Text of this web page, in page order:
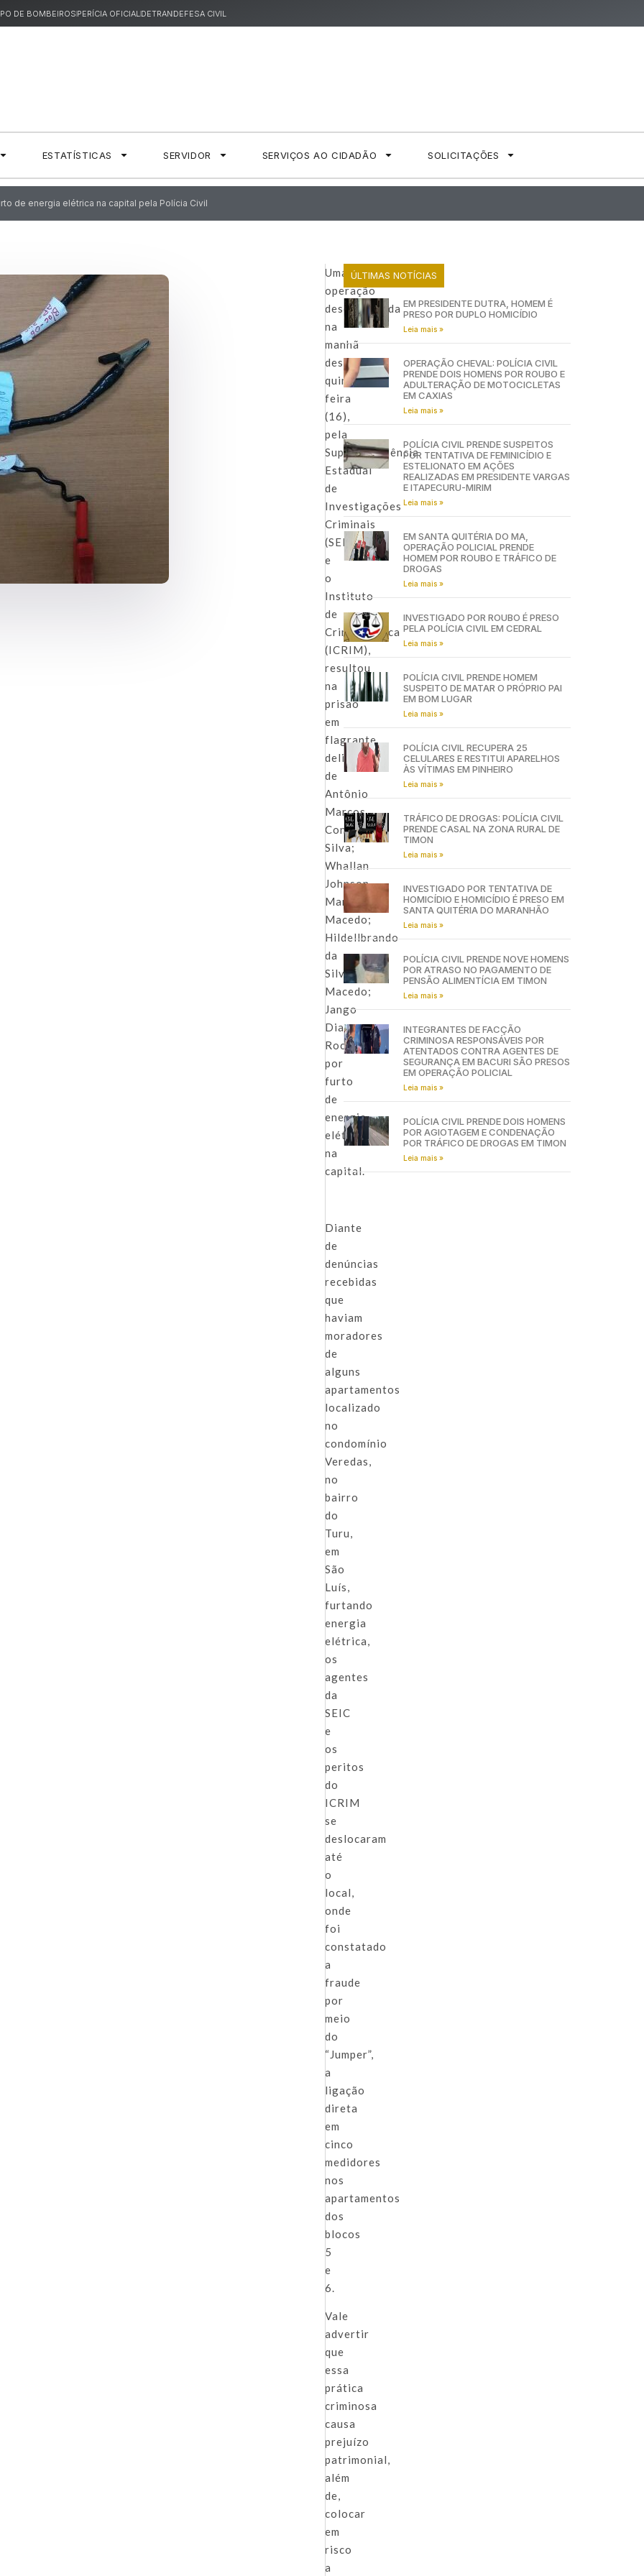
DE BOMBEIROSPERÍCIA OFICIALDETRANDEFESA CIVIL
ESTATÍSTICAS SERVIDOR SERVIÇOS AO CIDADÃO SOLICITAÇÕES
de energia elétrica na capital pela Polícia Civil
Uma
operação
desencadeada
na
manhã
desta
quinta-
feira
(16),
pela
Superintendência
Estadual
de
Investigações
Criminais
(SEIC)
e
o
Instituto
de
Criminalística
(ICRIM),
resultou
na
prisão
em
flagrante
delito
de
Antônio
Marcos
Conceição
Silva;
Whallan
Johnson
Marinho
Macedo;
Hildellbrando
da
Silva
Macedo;
Jango
Dias
Rocha,
por
furto
de
energia
elétrica
na
capital.
Diante
de
denúncias
recebidas
que
haviam
moradores
de
alguns
apartamentos
localizado
no
condomínio
Veredas,
no
bairro
do
Turu,
em
São
Luís,
furtando
energia
elétrica,
os
agentes
da
SEIC
e
os
peritos
do
ICRIM
se
deslocaram
até
o
local,
onde
foi
constatado
a
fraude
por
meio
do
“Jumper”,
a
ligação
direta
em
cinco
medidores
nos
apartamentos
dos
blocos
5
e
6.
Vale
advertir
que
essa
prática
criminosa
causa
prejuízo
patrimonial,
além
de,
colocar
em
risco
a
ÚLTIMAS NOTÍCIAS
EM PRESIDENTE DUTRA, HOMEM É
PRESO POR DUPLO HOMICÍDIO
Leia mais »
OPERAÇÃO CHEVAL: POLÍCIA CIVIL
PRENDE DOIS HOMENS POR ROUBO E
ADULTERAÇÃO DE MOTOCICLETAS
EM CAXIAS
Leia mais »
POLÍCIA CIVIL PRENDE SUSPEITOS
POR TENTATIVA DE FEMINICÍDIO E
ESTELIONATO EM AÇÕES
REALIZADAS EM PRESIDENTE VARGAS
E ITAPECURU-MIRIM
Leia mais »
EM SANTA QUITÉRIA DO MA,
OPERAÇÃO POLICIAL PRENDE
HOMEM POR ROUBO E TRÁFICO DE
DROGAS
Leia mais »
INVESTIGADO POR ROUBO É PRESO
PELA POLÍCIA CIVIL EM CEDRAL
Leia mais »
POLÍCIA CIVIL PRENDE HOMEM
SUSPEITO DE MATAR O PRÓPRIO PAI
EM BOM LUGAR
Leia mais »
POLÍCIA CIVIL RECUPERA 25
CELULARES E RESTITUI APARELHOS
ÀS VÍTIMAS EM PINHEIRO
Leia mais »
TRÁFICO DE DROGAS: POLÍCIA CIVIL
PRENDE CASAL NA ZONA RURAL DE
TIMON
Leia mais »
INVESTIGADO POR TENTATIVA DE
HOMICÍDIO E HOMICÍDIO É PRESO EM
SANTA QUITÉRIA DO MARANHÃO
Leia mais »
POLÍCIA CIVIL PRENDE NOVE HOMENS
POR ATRASO NO PAGAMENTO DE
PENSÃO ALIMENTÍCIA EM TIMON
Leia mais »
INTEGRANTES DE FACÇÃO
CRIMINOSA RESPONSÁVEIS POR
ATENTADOS CONTRA AGENTES DE
SEGURANÇA EM BACURI SÃO PRESOS
EM OPERAÇÃO POLICIAL
Leia mais »
POLÍCIA CIVIL PRENDE DOIS HOMENS
POR AGIOTAGEM E CONDENAÇÃO
POR TRÁFICO DE DROGAS EM TIMON
Leia mais »